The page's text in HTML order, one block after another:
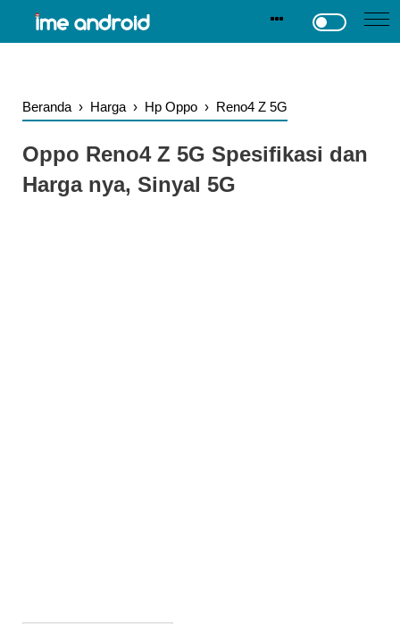
Beranda › Harga › Hp Oppo › Reno4 Z 5G
Oppo Reno4 Z 5G Spesifikasi dan
Harga nya, Sinyal 5G